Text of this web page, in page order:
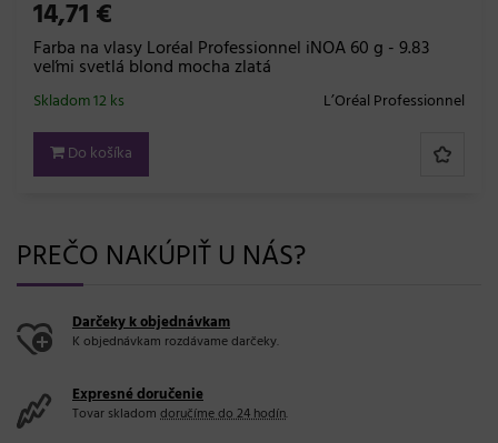
14,71 €
Farba na vlasy Loréal Professionnel iNOA 60 g - 7.83
blond mokka zlatá
L’Oréal Professionnel
Skladom 12 ks
Do košíka
PREČO NAKÚPIŤ U NÁS?
Darčeky k objednávkam
K objednávkam rozdávame darčeky.
Expresné doručenie
Tovar skladom doručíme do 24 hodín.